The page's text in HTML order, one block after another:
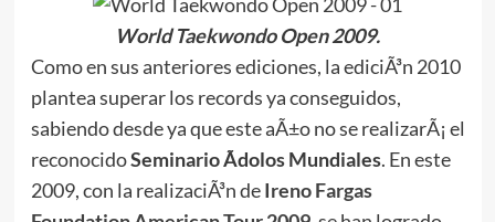
World Taekwondo Open 2009.
Como en sus anteriores ediciones, la ediciÃ³n 2010
plantea superar los records ya conseguidos,
sabiendo desde ya que este aÃ±o no se realizarÃ¡ el
reconocidoSeminario Ãdolos Mundiales. En este
2009, con la realizaciÃ³n de Ireno Fargas